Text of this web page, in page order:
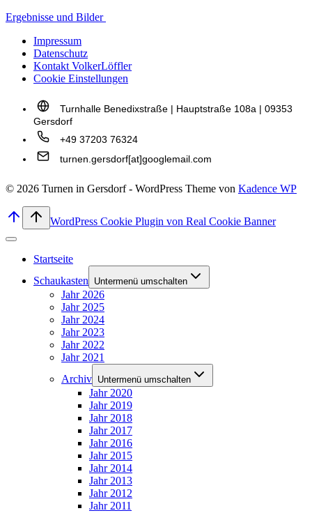
Ergebnisse und Bilder
Impressum
Datenschutz
Kontakt VolkerLöffler
Cookie Einstellungen
Turnhalle Benedixstraße | Hauptstraße 108a | 09353
Gersdorf
+49 37203 76324
turnen.gersdorf[at]googlemail.com
© 2026 Turnen in Gersdorf - WordPress Theme von Kadence WP
WordPress Cookie Plugin von Real Cookie Banner
Startseite
Schaukasten
Untermenü umschalten
Jahr 2026
Jahr 2025
Jahr 2024
Jahr 2023
Jahr 2022
Jahr 2021
Archiv Untermenü umschalten
Jahr 2020
Jahr 2019
Jahr 2018
Jahr 2017
Jahr 2016
Jahr 2015
Jahr 2014
Jahr 2013
Jahr 2012
Jahr 2011